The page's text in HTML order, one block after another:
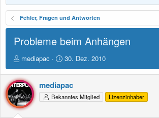
Fehler, Fragen und Antworten
Probleme beim Anhängen
E
r
s
t
e
l
l
mediapac
E
r
s
t
e
l
30. Dez. 2010
mediapac
Bekanntes Mitglied Lizenzinhaber